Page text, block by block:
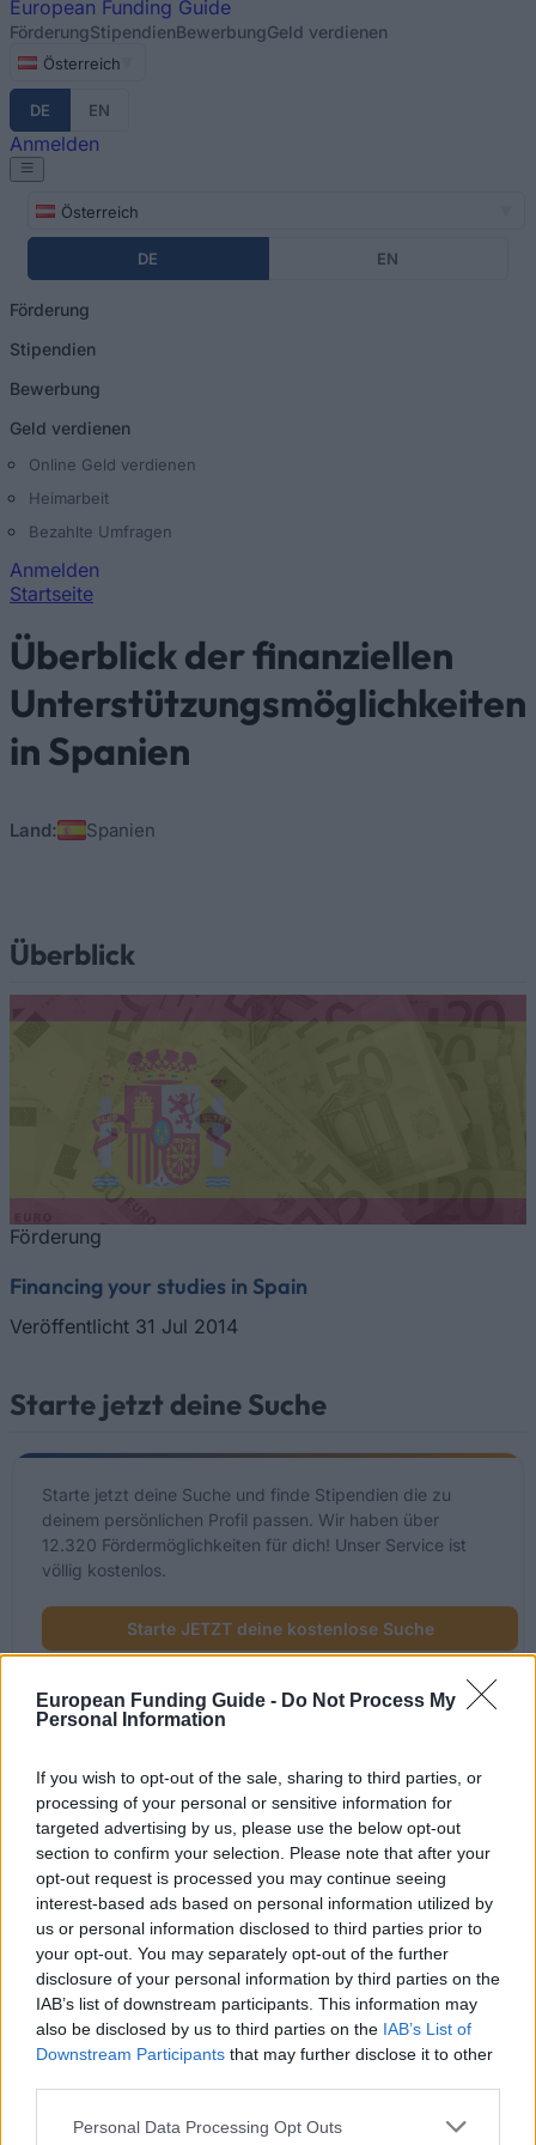
European Funding Guide - Do Not Process My
Personal Information
If you wish to opt-out of the sale, sharing to third parties, or
processing of your personal or sensitive information for
targeted advertising by us, please use the below opt-out
section to confirm your selection. Please note that after your
opt-out request is processed you may continue seeing
interest-based ads based on personal information utilized by
us or personal information disclosed to third parties prior to
your opt-out. You may separately opt-out of the further
disclosure of your personal information by third parties on the
IAB’s list of downstream participants. This information may
also be disclosed by us to third parties on the IAB’s List of
Downstream Participants that may further disclose it to other
Please note that this website/app uses one or more Google
Personal Data Processing Opt Outs
European Funding Guide
FörderungStipendienBewerbungGeld verdienen
Österreich
DE EN
Anmelden
Österreich
DE EN
Förderung
Stipendien
Bewerbung
Geld verdienen
Online Geld verdienen
Heimarbeit
Bezahlte Umfragen
Anmelden
Sie sind hier
Startseite
Überblick der finanziellen
Unterstützungsmöglichkeiten
in Spanien
Land: Spanien
Überblick
Förderung
Financing your studies in Spain
Veröffentlicht 31 Jul 2014
Starte jetzt deine Suche
Starte jetzt deine Suche und finde Stipendien die zu
deinem persönlichen Profil passen. Wir haben über
12.320 Fördermöglichkeiten für dich! Unser Service ist
völlig kostenlos.
Starte JETZT deine kostenlose Suche
Fördermöglichkeiten
Förderungen für dein Studium in Spanien
Institution Scholarship
Autonomous Community
of Andalusia/University of
Seville
Autonomous Community of
Andalusia/University of Seville -
Andalucía Scholarship
UIMP-Menéndez Pelayo
International University
UIMP-Menéndez Pelayo
University - Teneriffe Scholarship
International University
University - Valencia Scholarship